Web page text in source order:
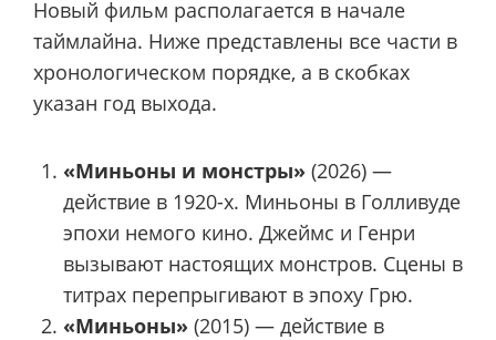
Новый фильм располагается в начале
таймлайна. Ниже представлены все части в
хронологическом порядке, а в скобках
указан год выхода.
«Миньоны и монстры» (2026) —
действие в 1920-х. Миньоны в Голливуде
эпохи немого кино. Джеймс и Генри
вызывают настоящих монстров. Сцены в
титрах перепрыгивают в эпоху Грю.
«Миньоны» (2015) — действие в